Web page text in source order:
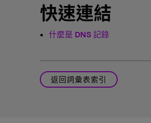
快速連結
什麼是 DNS 記錄
返回詞彙表索引